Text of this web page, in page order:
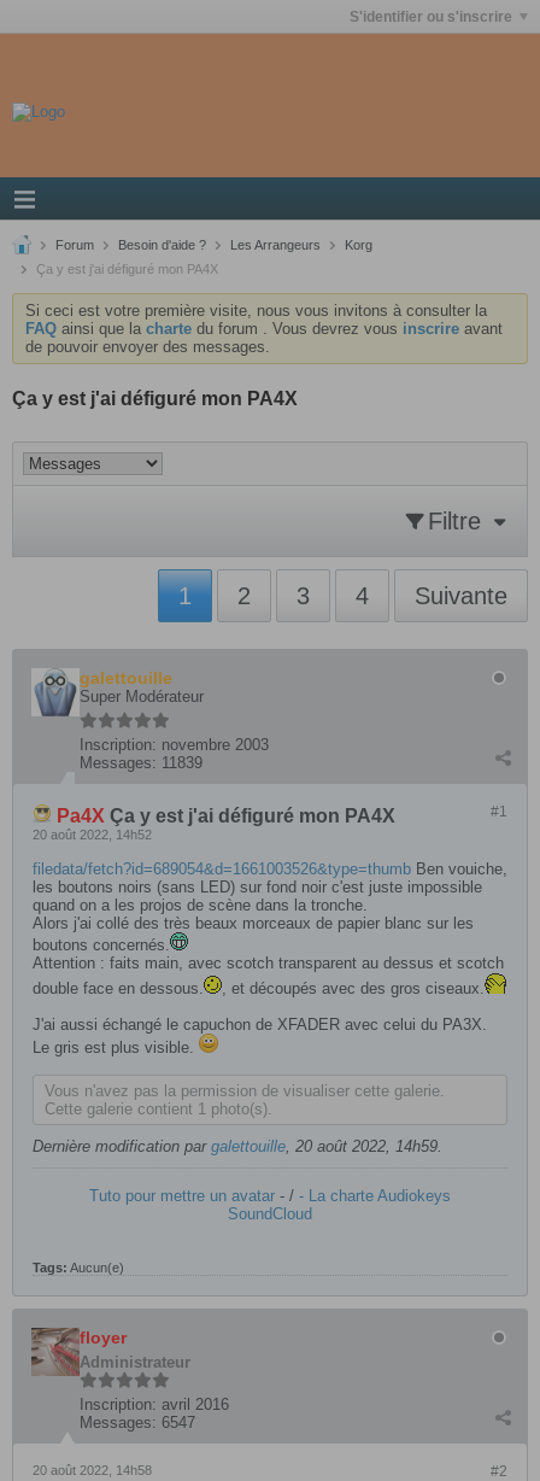
S'identifier ou s'inscrire
Forum Besoin d'aide ? Les Arrangeurs
Korg
Ça y est j'ai défiguré mon PA4X
Si ceci est votre première visite, nous vous invitons à consulter la
FAQ ainsi que la charte du forum . Vous devrez vous inscrire avant
de pouvoir envoyer des messages.
Ça y est j'ai défiguré mon PA4X
Filtre
1 2 3 4 Suivante
galettouille
Super Modérateur
Inscription: novembre 2003
Messages: 11839
#1
Pa4X Ça y est j'ai défiguré mon PA4X
20 août 2022, 14h52
filedata/fetch?id=689054&d=1661003526&type=thumb Ben vouiche,
les boutons noirs (sans LED) sur fond noir c'est juste impossible
quand on a les projos de scène dans la tronche.
Alors j'ai collé des très beaux morceaux de papier blanc sur les
boutons concernés.
Attention : faits main, avec scotch transparent au dessus et scotch
double face en dessous.
, et découpés avec des gros ciseaux.
J'ai aussi échangé le capuchon de XFADER avec celui du PA3X.
Le gris est plus visible.
Vous n'avez pas la permission de visualiser cette galerie.
Cette galerie contient 1 photo(s).
Dernière modification par galettouille, 20 août 2022, 14h59.
Tuto pour mettre un avatar - / - La charte Audiokeys
SoundCloud
Tags: Aucun(e)
floyer
Administrateur
Inscription: avril 2016
Messages: 6547
#2
20 août 2022, 14h58